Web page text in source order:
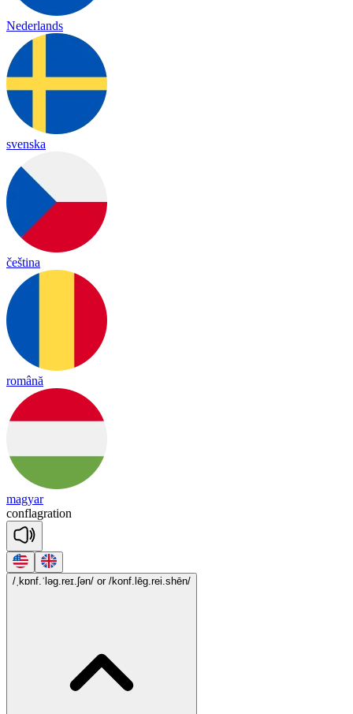
Nederlands
svenska
čeština
română
magyar
conflagration
/ˌkɒnf.ˈləg.reɪ.ʃən/ or /konf.lēg.rei.shēn/